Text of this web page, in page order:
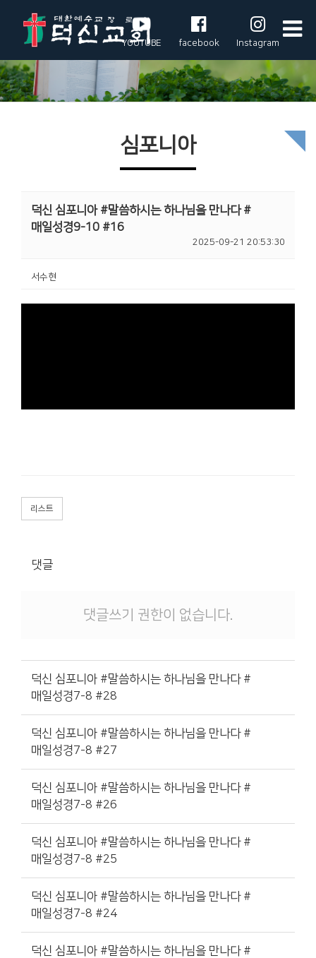
YOUTUBE facebook Instagram
심포니아
덕신 심포니아 #말씀하시는 하나님을 만나다 #
매일성경9-10 #16
2025-09-21 20:53:30
서수현
리스트
댓글
댓글쓰기 권한이 없습니다.
덕신 심포니아 #말씀하시는 하나님을 만나다 #
매일성경7-8 #28
덕신 심포니아 #말씀하시는 하나님을 만나다 #
매일성경7-8 #27
덕신 심포니아 #말씀하시는 하나님을 만나다 #
매일성경7-8 #26
덕신 심포니아 #말씀하시는 하나님을 만나다 #
매일성경7-8 #25
덕신 심포니아 #말씀하시는 하나님을 만나다 #
매일성경7-8 #24
덕신 심포니아 #말씀하시는 하나님을 만나다 #